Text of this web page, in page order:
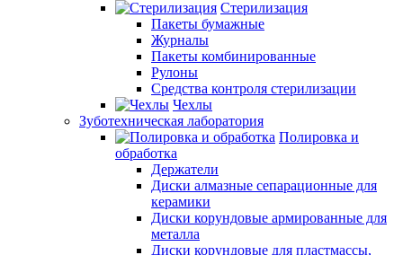
Стерилизация
Пакеты бумажные
Журналы
Пакеты комбинированные
Рулоны
Средства контроля стерилизации
Чехлы
Зуботехническая лаборатория
Полировка и
обработка
Держатели
Диски алмазные сепарационные для
керамики
Диски корундовые армированные для
металла
Диски корундовые для пластмассы,